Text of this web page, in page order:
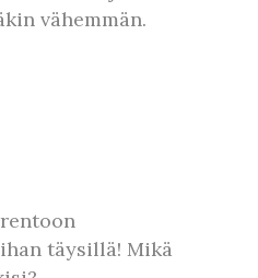
vähemmän.
täysillä! Mikä